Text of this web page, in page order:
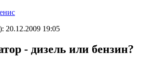
20.12.2009 19:05
- дизель или бензин?